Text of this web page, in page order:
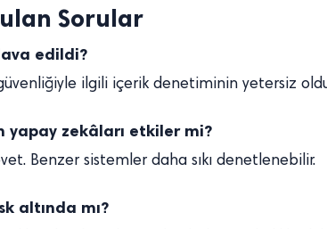
Sorular
edildi?
ilgili içerik denetiminin yetersiz
yapay zekâları etkiler mi?
Benzer sistemler daha sıkı denetlenebilir.
altında mı?